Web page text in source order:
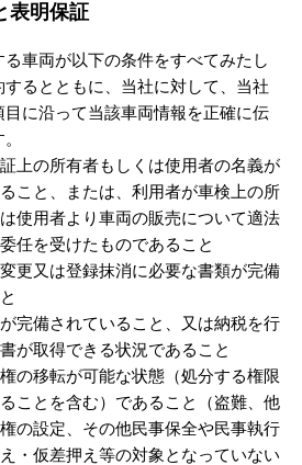
明保証
車両が以下の条件をすべてみたし
るとともに、当社に対して、当社
目に沿って当該車両情報を正確に伝
上の所有者もしくは使用者の名義が
こと、または、利用者が車検上の所
使用者より車両の販売について適法
任を受けたものであること
更又は登録抹消に必要な書類が完備
完備されていること、又は納税を行
が取得できる状況であること
の移転が可能な状態（処分する権限
ことを含む）であること（盗難、他
の設定、その他民事保全や民事執行
・仮差押え等の対象となっていない